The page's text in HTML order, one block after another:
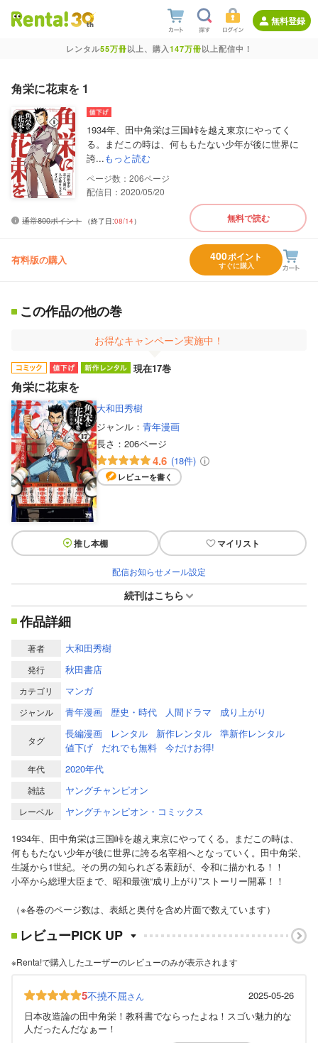
無料登録
レンタル55万冊以上、購入147万冊以上配信中！
角栄に花束を 1
1934年、田中角栄は三国峠を越え東京にやってく
る。まだこの時は、何ももたない少年が後に世界に
誇...もっと読む
206
配信日：2020/05/20
通常800ポイント （終了日:08/14） 無料で読む
有料版の購入 400ポイント
すぐに購入
この作品の他の巻
お得なキャンペーン実施中！
現在17巻
角栄に花束を
大和田秀樹
ジャンル： 青年漫画
長さ： 206ページ
4.6 (18件)
レビューを書く
推し本棚 マイリスト
配信お知らせメール設定
続刊はこちら
作品詳細
著者 大和田秀樹
発行 秋田書店
カテゴリ マンガ
ジャンル 青年漫画 歴史・時代 人間ドラマ 成り上がり
タグ
長編漫画 レンタル 新作レンタル
準新作レンタル
値下げ
だれでも無料 今だけお得!
年代 2020年代
雑誌 ヤングチャンピオン
レーベル
ヤングチャンピオン・コミックス
1934年、田中角栄は三国峠を越え東京にやってくる。まだこの時は、
何ももたない少年が後に世界に誇る名宰相へとなっていく。田中角栄、
生誕から1世紀。その男の知られざる素顔が、令和に描かれる！！
小卒から総理大臣まで、昭和最強“成り上がり”ストーリー開幕！！
（※各巻のページ数は、表紙と奥付を含め片面で数えています）
レビューPICK UP
※Renta!で購入したユーザーのレビューのみが表示されます
5不撓不屈さん
2025-05-26
日本改造論の田中角栄！教科書でならったよね！スゴい魅力的な
人だったんだなぁー！